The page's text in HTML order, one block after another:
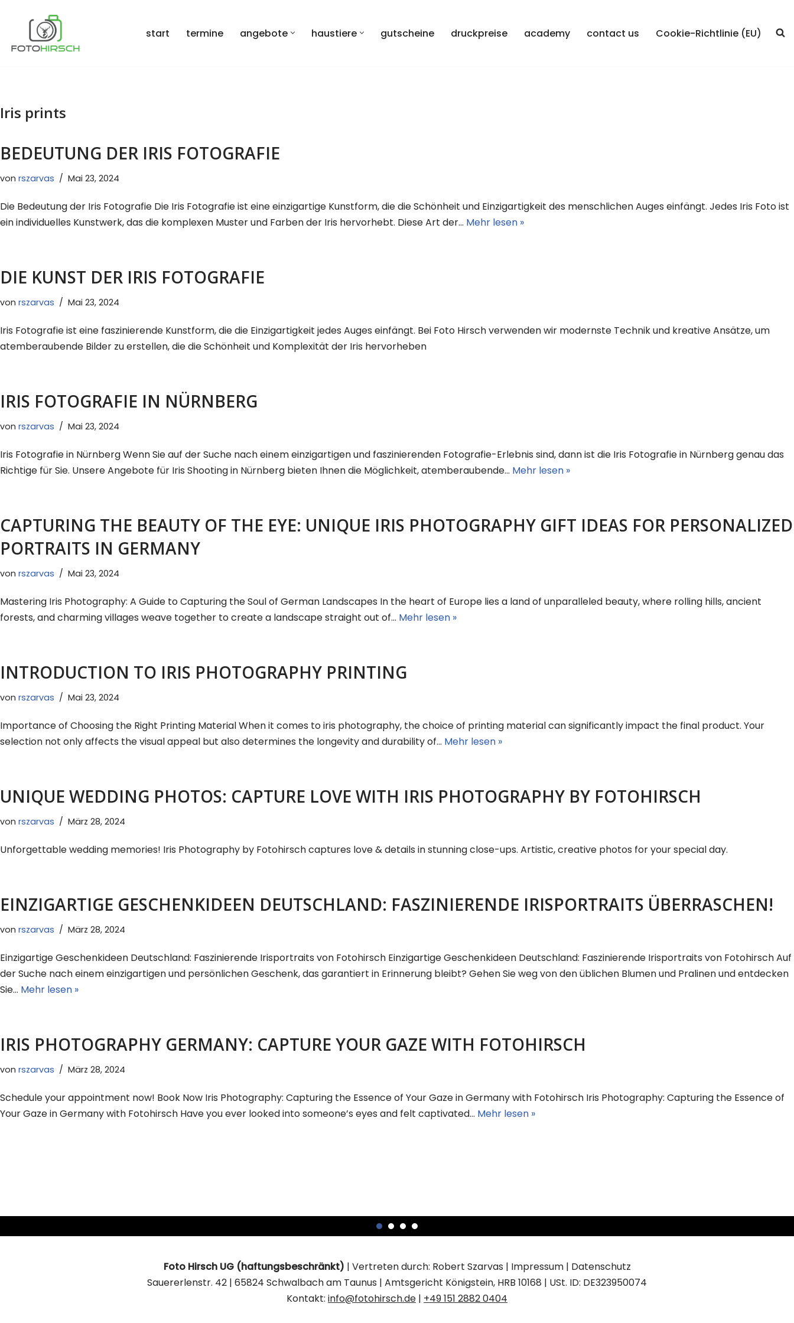
Inhalt
start termine angebote haustiere gutscheine druckpreise academy contact us Cookie-Richtlinie (EU)
Iris prints
BEDEUTUNG DER IRIS FOTOGRAFIE
von rszarvas Mai 23, 2024
Die Bedeutung der Iris Fotografie Die Iris Fotografie ist eine einzigartige Kunstform, die die Schönheit und Einzigartigkeit des menschlichen Auges einfängt. Jedes Iris Foto ist
ein individuelles Kunstwerk, das die komplexen Muster und Farben der Iris hervorhebt. Diese Art der… Mehr lesen »
DIE KUNST DER IRIS FOTOGRAFIE
von rszarvas Mai 23, 2024
Iris Fotografie ist eine faszinierende Kunstform, die die Einzigartigkeit jedes Auges einfängt. Bei Foto Hirsch verwenden wir modernste Technik und kreative Ansätze, um
atemberaubende Bilder zu erstellen, die die Schönheit und Komplexität der Iris hervorheben
IRIS FOTOGRAFIE IN NÜRNBERG
von rszarvas Mai 23, 2024
Iris Fotografie in Nürnberg Wenn Sie auf der Suche nach einem einzigartigen und faszinierenden Fotografie-Erlebnis sind, dann ist die Iris Fotografie in Nürnberg genau das
Richtige für Sie. Unsere Angebote für Iris Shooting in Nürnberg bieten Ihnen die Möglichkeit, atemberaubende… Mehr lesen »
CAPTURING THE BEAUTY OF THE EYE: UNIQUE IRIS PHOTOGRAPHY GIFT IDEAS FOR PERSONALIZED
PORTRAITS IN GERMANY
von rszarvas Mai 23, 2024
Mastering Iris Photography: A Guide to Capturing the Soul of German Landscapes In the heart of Europe lies a land of unparalleled beauty, where rolling hills, ancient
forests, and charming villages weave together to create a landscape straight out of… Mehr lesen »
INTRODUCTION TO IRIS PHOTOGRAPHY PRINTING
von rszarvas Mai 23, 2024
Importance of Choosing the Right Printing Material When it comes to iris photography, the choice of printing material can significantly impact the final product. Your
selection not only affects the visual appeal but also determines the longevity and durability of… Mehr lesen »
UNIQUE WEDDING PHOTOS: CAPTURE LOVE WITH IRIS PHOTOGRAPHY BY FOTOHIRSCH
von rszarvas März 28, 2024
Unforgettable wedding memories! Iris Photography by Fotohirsch captures love & details in stunning close-ups. Artistic, creative photos for your special day.
EINZIGARTIGE GESCHENKIDEEN DEUTSCHLAND: FASZINIERENDE IRISPORTRAITS ÜBERRASCHEN!
von rszarvas März 28, 2024
Einzigartige Geschenkideen Deutschland: Faszinierende Irisportraits von Fotohirsch Einzigartige Geschenkideen Deutschland: Faszinierende Irisportraits von Fotohirsch Auf
der Suche nach einem einzigartigen und persönlichen Geschenk, das garantiert in Erinnerung bleibt? Gehen Sie weg von den üblichen Blumen und Pralinen und entdecken
Sie… Mehr lesen »
IRIS PHOTOGRAPHY GERMANY: CAPTURE YOUR GAZE WITH FOTOHIRSCH
von rszarvas März 28, 2024
Schedule your appointment now! Book Now Iris Photography: Capturing the Essence of Your Gaze in Germany with Fotohirsch Iris Photography: Capturing the Essence of
Your Gaze in Germany with Fotohirsch Have you ever looked into someone’s eyes and felt captivated… Mehr lesen »
Foto Hirsch UG (haftungsbeschränkt) | Vertreten durch: Robert Szarvas | Impressum | Datenschutz
Sauererlenstr. 42 | 65824 Schwalbach am Taunus | Amtsgericht Königstein, HRB 10168 | USt. ID: DE323950074
Kontakt: info@fotohirsch.de | +49 151 2882 0404